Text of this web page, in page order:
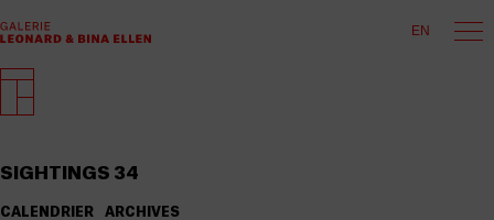
EN
SIGHTINGS 34
CALENDRIER ARCHIVES